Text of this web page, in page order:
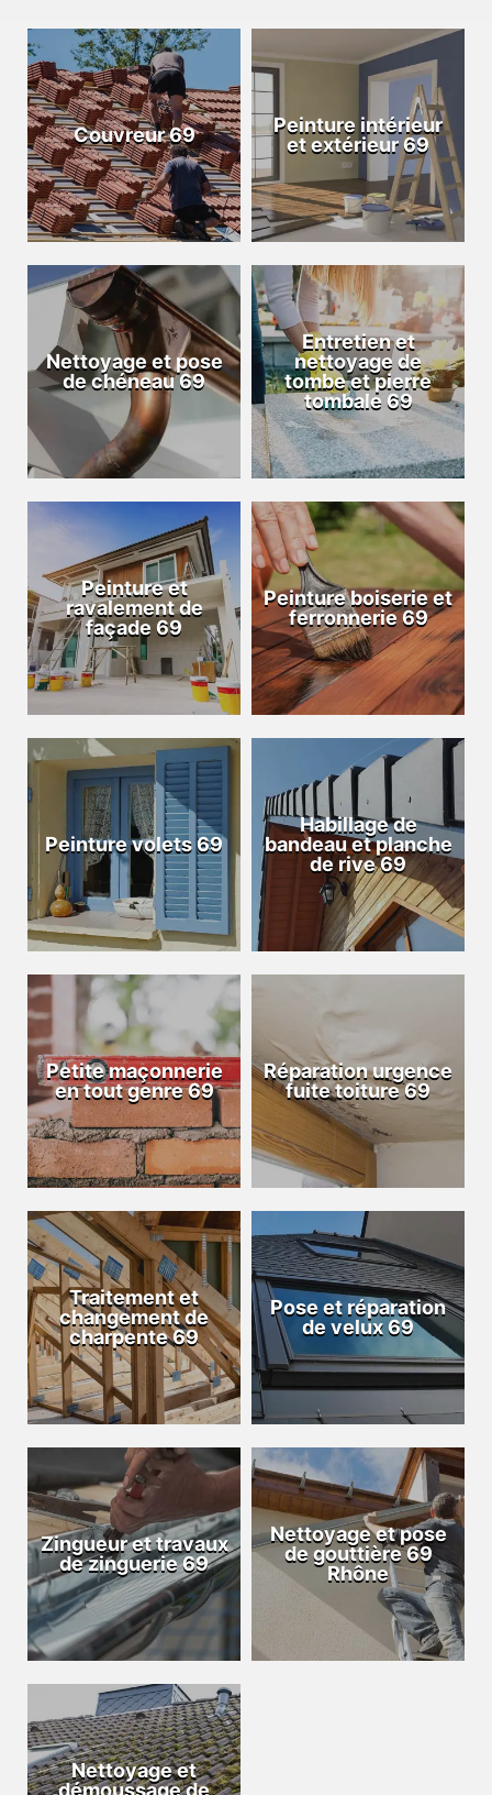
Couvreur 69
Peinture intérieur
et extérieur 69
Nettoyage et pose
de chéneau 69
Entretien et
nettoyage de
tombe et pierre
tombale 69
Peinture et
ravalement de
façade 69
Peinture boiserie et
ferronnerie 69
Peinture volets 69
Habillage de
bandeau et planche
de rive 69
Petite maçonnerie
en tout genre 69
Réparation urgence
fuite toiture 69
Traitement et
changement de
charpente 69
Pose et réparation
de velux 69
Zingueur et travaux
de zinguerie 69
Nettoyage et pose
de gouttière 69
Rhône
Nettoyage et
démoussage de